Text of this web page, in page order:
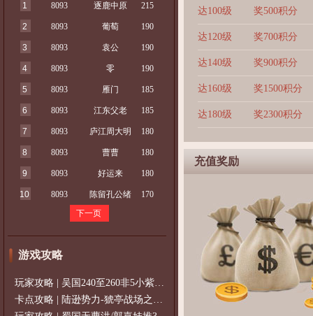
1
8093 逐鹿中原 215
2 8093 葡萄 190
3 8093 袁公 190
4 8093 零 190
5 8093 雁门 185
6 8093 江东父老 185
7 8093 庐江周大明 180
8 8093 曹曹 180
9 8093 好运来 180
10 8093 陈留孔公绪
170
下一页
游戏攻略
玩家攻略 | 吴国240至260非5小紫过策免
卡点攻略 | 陆逊势力-猇亭战场之陆逊
达100级 奖500积分
达120级 奖700积分
达140级 奖900积分
达160级 奖1500积分
达180级 奖2300积分
充值奖励